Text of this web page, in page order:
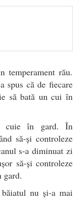
temperament rău.
spus că de fiecare
să bată un cui în
cuie în gard. În
să-și controleze
s-a diminuat zi
să-și controleze
gard.
nu și-a mai